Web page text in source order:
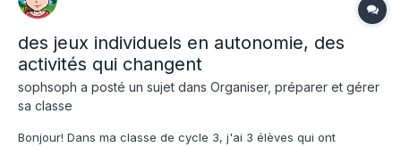
des jeux individuels en autonomie, des
activités qui changent
sophsoph a posté un sujet dans Organiser, préparer et gérer
sa classe
Bonjour! Dans ma classe de cycle 3, j'ai 3 élèves qui ont